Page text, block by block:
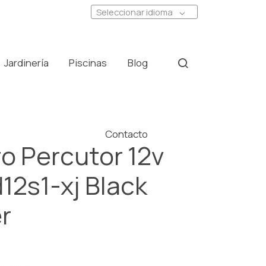
Seleccionar idioma
Jardinería Piscinas Blog
Contacto
Percutor 12v
xj Black